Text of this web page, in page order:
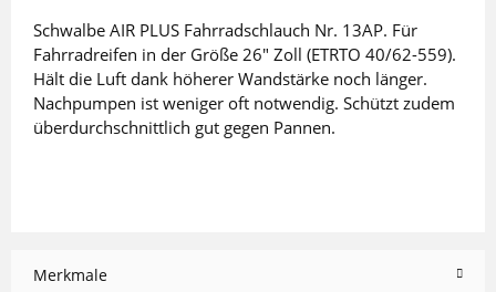
Schwalbe AIR PLUS Fahrradschlauch Nr. 13AP. Für
Fahrradreifen in der Größe 26" Zoll (ETRTO 40/62-559).
Hält die Luft dank höherer Wandstärke noch länger.
Nachpumpen ist weniger oft notwendig. Schützt zudem
überdurchschnittlich gut gegen Pannen.
Merkmale